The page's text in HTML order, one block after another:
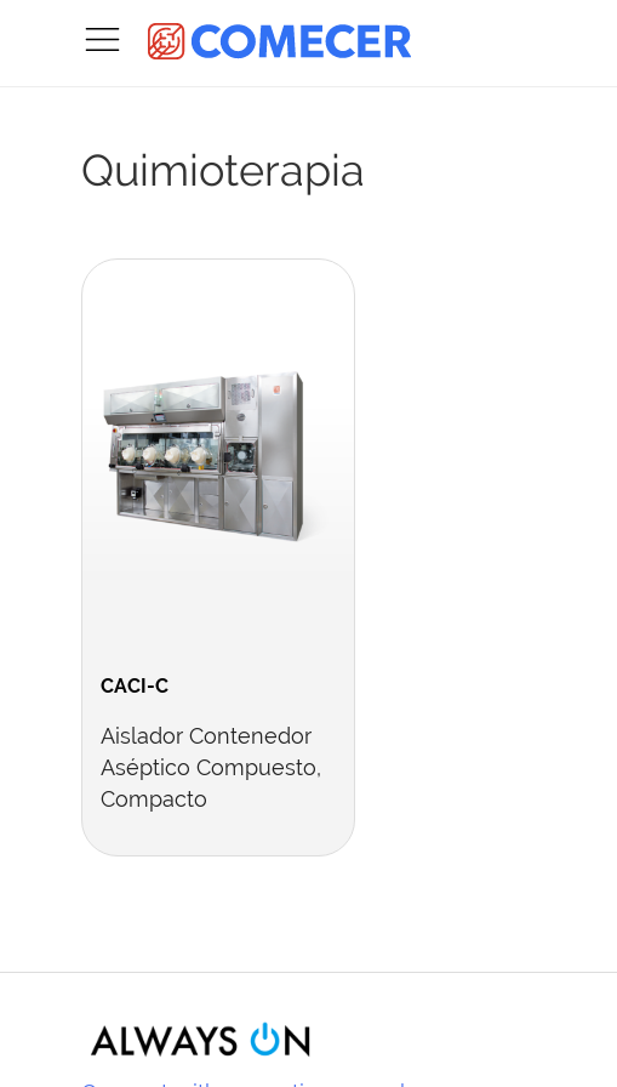
Quimioterapia
CACI-C
Aislador Contenedor
Aséptico Compuesto,
Compacto